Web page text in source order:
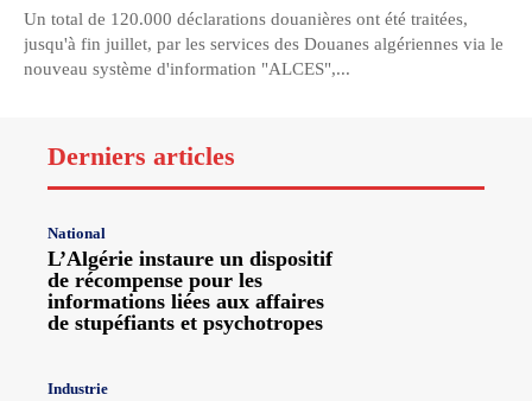
Un total de 120.000 déclarations douanières ont été traitées,
jusqu'à fin juillet, par les services des Douanes algériennes via le
nouveau système d'information "ALCES",...
Derniers articles
National
L’Algérie instaure un dispositif
de récompense pour les
informations liées aux affaires
de stupéfiants et psychotropes
Industrie